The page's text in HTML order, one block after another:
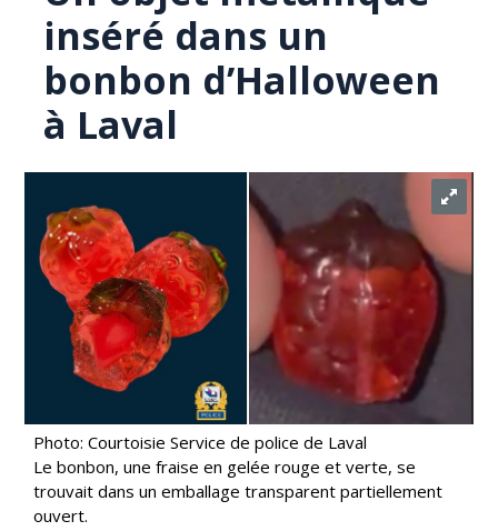
inséré dans un
bonbon d’Halloween
à Laval
Photo: Courtoisie Service de police de Laval
Le bonbon, une fraise en gelée rouge et verte, se
trouvait dans un emballage transparent partiellement
ouvert.